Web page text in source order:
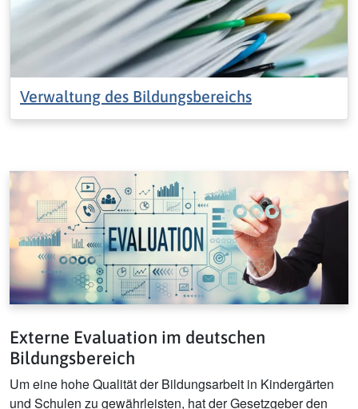
Verwaltung des Bildungsbereichs
Externe Evaluation im deutschen
Bildungsbereich
Um eine hohe Qualität der Bildungsarbeit in Kindergärten
und Schulen zu gewährleisten, hat der Gesetzgeber den